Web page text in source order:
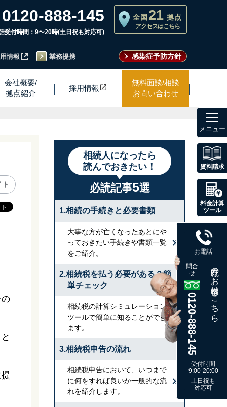
0120-888-145
受付時間：9〜20時(土日祝も対応可)
全国 21 拠点
アクセスはこちら
情報 業務提携 感染症予防方針
会社概要/
拠点紹介
採用情報
無料面談/相談
お問い合わせ
相続人になったら
読んでおきたい！
必読記事5選
1.相続の手続きと必要書類
大事な方が亡くなったあとにや
っておきたい手続きや書類一覧
をご紹介。
2.相続税を払う必要がある？簡
単チェック
相続税の計算シミュレーション
ツールで簡単に知ることができ
ます。
3.相続税申告の流れ
相続税申告において、いつまで
に何をすれば良いか一般的な流
れを紹介します。
資料請求
料金計算
ツール
お電話
問合
せ
0120-888-145
既存のお客様はこちら
受付時間
9:00-20:00
土日祝も
対応可